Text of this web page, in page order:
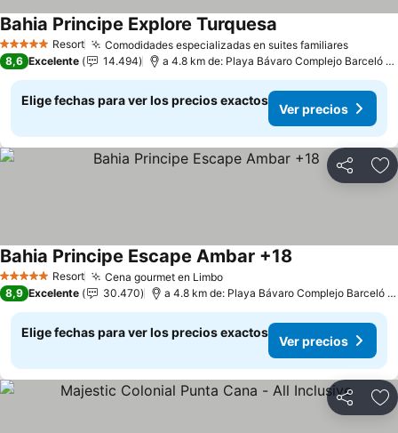
5 Estrellas Resort Comodidades especializadas en suites familiares
Bahia Principe Explore Turquesa
8,6 Excelente 14.494 a 4.8 km de: Playa Bávaro Complejo Barceló Bávaro
Elige fechas para ver los precios exactos
Ver precios
Compartir
5 Estrellas Resort Cena gourmet en Limbo
Bahia Principe Escape Ambar +18
8,9 Excelente 30.470 a 4.8 km de: Playa Bávaro Complejo Barceló Bávaro
Elige fechas para ver los precios exactos
Ver precios
Compartir